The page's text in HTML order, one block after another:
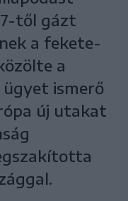
től gázt
a fekete-
a
ügyet ismerő
új utakat